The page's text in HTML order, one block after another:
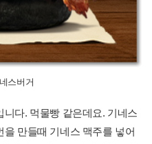
스버거
다. 먹물빵 같은데요. 기네스
만들때 기네스 맥주를 넣어